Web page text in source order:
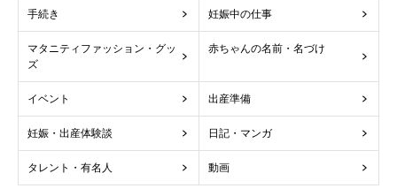
手続き 妊娠中の仕事
マタニティファッション・グッ
ズ
赤ちゃんの名前・名づけ
イベント 出産準備
妊娠・出産体験談 日記・マンガ
タレント・有名人 動画